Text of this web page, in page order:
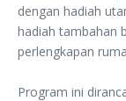
‎dengan hadiah
hadiah tambahan
perlengkapan
Program ini